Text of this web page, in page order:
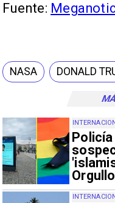
Fuente:
NASA DONALD